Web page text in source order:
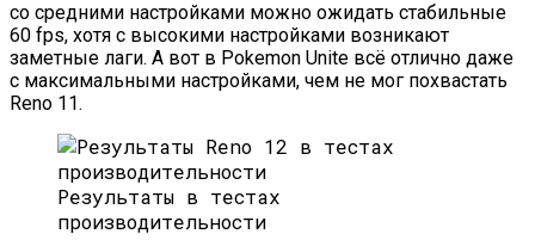
со средними настройками можно ожидать стабильные
60 fps, хотя с высокими настройками возникают
заметные лаги. А вот в Pokemon Unite всё отлично даже
с максимальными настройками, чем не мог похвастать
Reno 11.
Результаты в тестах
производительности